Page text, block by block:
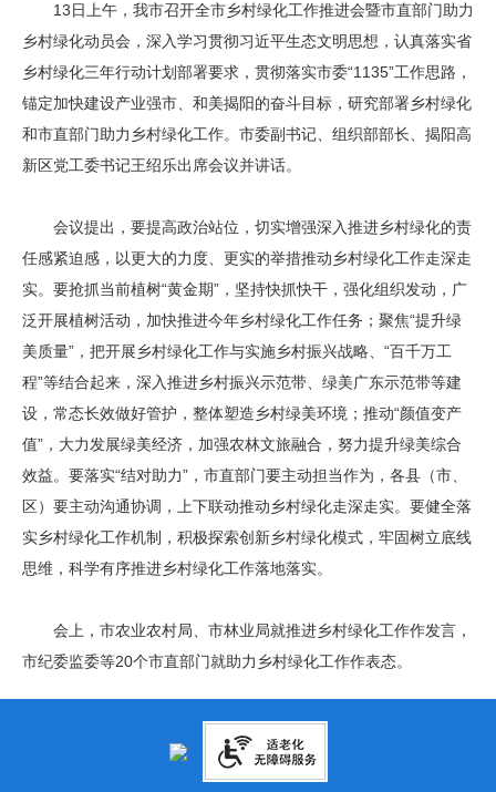
13日上午，我市召开全市乡村绿化工作推进会暨市直部门助力
乡村绿化动员会，深入学习贯彻习近平生态文明思想，认真落实省
乡村绿化三年行动计划部署要求，贯彻落实市委“1135”工作思路，
锚定加快建设产业强市、和美揭阳的奋斗目标，研究部署乡村绿化
和市直部门助力乡村绿化工作。市委副书记、组织部部长、揭阳高
新区党工委书记王绍乐出席会议并讲话。
会议提出，要提高政治站位，切实增强深入推进乡村绿化的责
任感紧迫感，以更大的力度、更实的举措推动乡村绿化工作走深走
实。要抢抓当前植树“黄金期”，坚持快抓快干，强化组织发动，广
泛开展植树活动，加快推进今年乡村绿化工作任务；聚焦“提升绿
美质量”，把开展乡村绿化工作与实施乡村振兴战略、“百千万工
程”等结合起来，深入推进乡村振兴示范带、绿美广东示范带等建
设，常态长效做好管护，整体塑造乡村绿美环境；推动“颜值变产
值”，大力发展绿美经济，加强农林文旅融合，努力提升绿美综合
效益。要落实“结对助力”，市直部门要主动担当作为，各县（市、
区）要主动沟通协调，上下联动推动乡村绿化走深走实。要健全落
实乡村绿化工作机制，积极探索创新乡村绿化模式，牢固树立底线
思维，科学有序推进乡村绿化工作落地落实。
会上，市农业农村局、市林业局就推进乡村绿化工作作发言，
市纪委监委等20个市直部门就助力乡村绿化工作作表态。